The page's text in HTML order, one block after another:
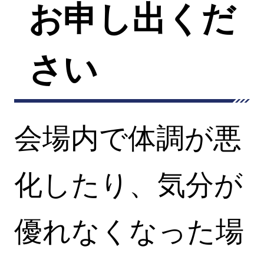
お申し出くだ
さい
会場内で体調が悪
化したり、気分が
優れなくなった場